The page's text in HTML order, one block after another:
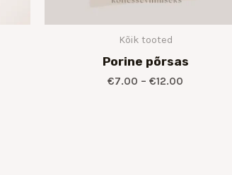
Kõik tooted
Porine põrsas
€7.00 – €12.00